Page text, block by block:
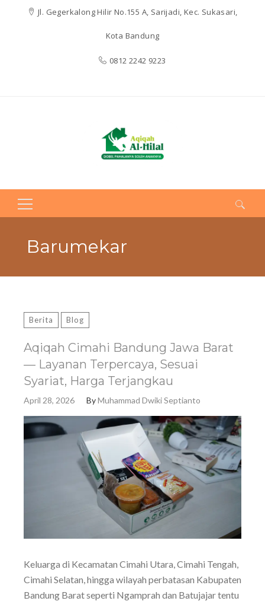
Jl. Gegerkalong Hilir No.155 A, Sarijadi, Kec. Sukasari,
Kota Bandung
0812 2242 9223
Search
Barumekar
Berita Blog
Aqiqah Cimahi Bandung Jawa Barat
— Layanan Terpercaya, Sesuai
Syariat, Harga Terjangkau
April 28, 2026 ByMuhammad Dwiki Septianto
Keluarga di Kecamatan Cimahi Utara, Cimahi Tengah,
Cimahi Selatan, hingga wilayah perbatasan Kabupaten
Bandung Barat seperti Ngamprah dan Batujajar tentu